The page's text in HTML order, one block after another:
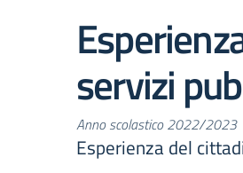
servizi
Anno scolastico 2022/2023
Esperienza del